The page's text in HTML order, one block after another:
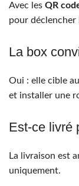
Avec les QR
pour déclencher
La box
Oui : elle cible
et installer une
Est-ce livré
La livraison est
uniquement.